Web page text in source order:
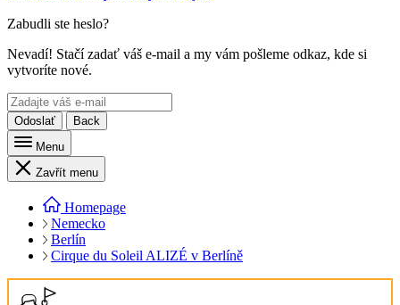
Zabudli ste heslo?
Nevadí! Stačí zadať váš e-mail a my vám pošleme odkaz, kde si
vytvoríte nové.
Odoslať
Back
Menu
Zavřít menu
Homepage
Nemecko
Berlín
Cirque du Soleil ALIZÉ v Berlíně